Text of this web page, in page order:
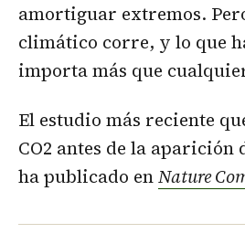
amortiguar extremos.
climático corre, y lo que
importa más que
El estudio más reciente
CO2 antes de la aparición
ha publicado enNature